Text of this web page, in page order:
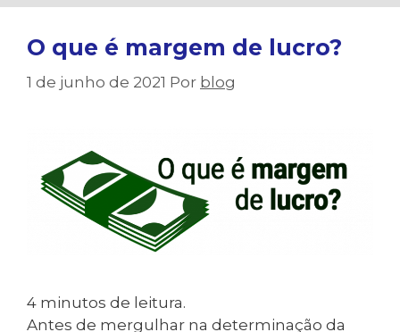
O que é margem de lucro?
1 de junho de 2021 Por blog
4 minutos de leitura.
Antes de mergulhar na determinação da